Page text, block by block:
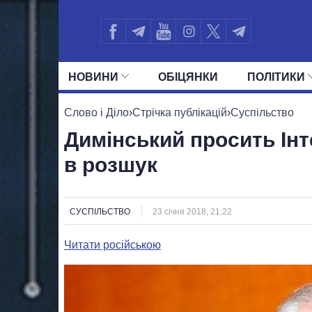
НОВИНИ ОБIЦЯНКИ ПОЛIТИКИ
УСІ ПОЛІТИКИ ПРЕЗИДЕНТ І ОФІС
Слово і Діло›Стрічка публікацій›Суспільство
Димінський просить
в розшук
СУСПІЛЬСТВО 23 січня 2018, 21:22
Читати російською